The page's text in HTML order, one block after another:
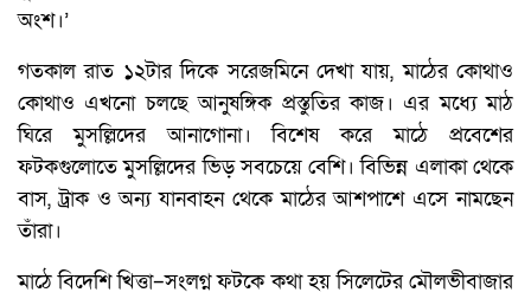
অংশ।’
গতকাল রাত ১২টার দিকে সরেজমিনে দেখা যায়, মাঠের কোথাও
কোথাও এখনো চলছে আনুষঙ্গিক প্রস্তুতির কাজ। এর মধ্যে মাঠ
ঘিরে মুসল্লিদের আনাগোনা। বিশেষ করে মাঠে প্রবেশের
ফটকগুলোতে মুসল্লিদের ভিড় সবচেয়ে বেশি। বিভিন্ন এলাকা থেকে
বাস, ট্রাক ও অন্য যানবাহন থেকে মাঠের আশপাশে এসে নামছেন
তাঁরা।
মাঠে বিদেশি খিত্তা–সংলগ্ন ফটকে কথা হয় সিলেটের মৌলভীবাজার